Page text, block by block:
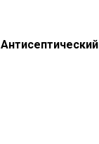
Антисептический